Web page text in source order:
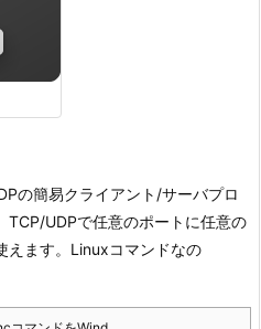
の簡易クライアント/サーバプロ
TCP/UDPで任意のポートに任意の
ます。 Linuxコマンドなの